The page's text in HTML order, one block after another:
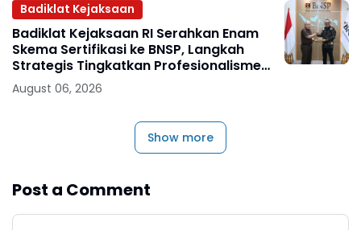
Badiklat Kejaksaan
Badiklat Kejaksaan RI Serahkan Enam
Skema Sertifikasi ke BNSP, Langkah
Strategis Tingkatkan Profesionalisme
Jaksa
August 06, 2026
Show more
Post a Comment